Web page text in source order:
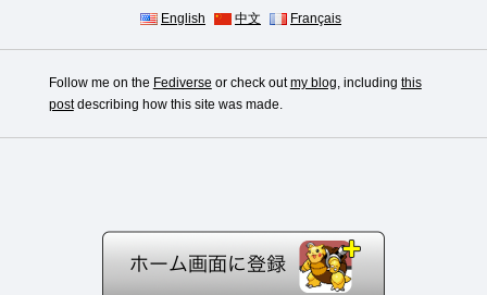
English 中文 Français
Follow me on the Fediverse or check outmy blog, including this
postdescribing how this site was made.